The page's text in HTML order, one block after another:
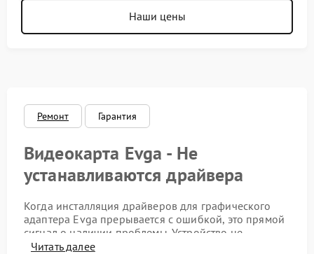
Наши цены
Ремонт Гарантия
Видеокарта Evga - Не
устанавливаются драйвера
Когда инсталляция драйверов для графического
адаптера Evga прерывается с ошибкой, это прямой
сигнал о наличии проблемы. Устройство не
раскроет свой потенциал без специального
Читать далее